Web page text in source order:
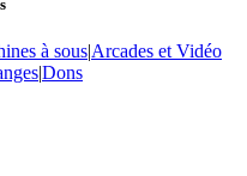
à sous|Arcades et Vidéo
|Dons